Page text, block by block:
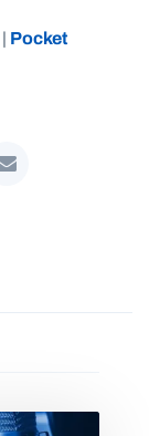
| Pocket